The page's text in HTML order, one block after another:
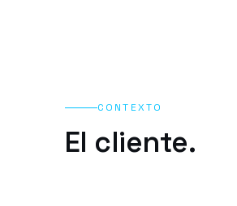
CONTEXTO
El cliente.